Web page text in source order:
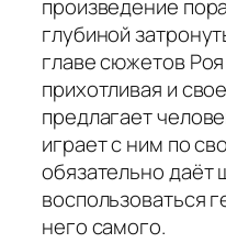
произведение
глубиной
главе сюжетов
прихотливая и
предлагает
играет с ним по
обязательно даёт
воспользоваться
него самого.